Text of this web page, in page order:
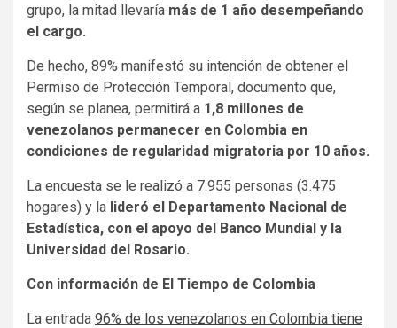
grupo, la mitad llevaría más de 1 año desempeñando
el cargo.
De hecho, 89% manifestó su intención de obtener el
Permiso de Protección Temporal, documento que,
según se planea, permitirá a 1,8 millones de
venezolanos permanecer en Colombia en
condiciones de regularidad migratoria por 10 años.
La encuesta se le realizó a 7.955 personas (3.475
hogares) y la lideró el Departamento Nacional de
Estadística, con el apoyo del Banco Mundial y la
Universidad del Rosario.
Con información de El Tiempo de Colombia
La entrada 96% de los venezolanos en Colombia tiene